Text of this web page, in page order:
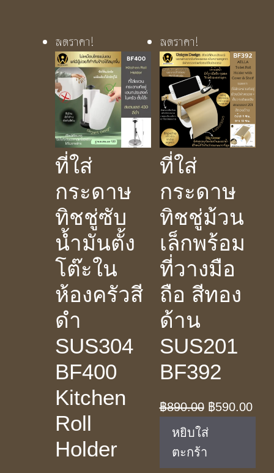
ลดราคา!
ที่ใส่
กระดาษ
ทิชชู่ซับ
น้ำมันตั้ง
โต๊ะใน
ห้องครัวสี
ดำ
SUS304
BF400
Kitchen
Roll
Holder
ลดราคา!
ที่ใส่
กระดาษ
ทิชชู่ม้วน
เล็กพร้อม
ที่วางมือ
ถือ สีทอง
ด้าน
SUS201
BF392
฿890.00 Original
price
฿890.00.
฿590.00
฿
หยิบใส่
ตะกร้า